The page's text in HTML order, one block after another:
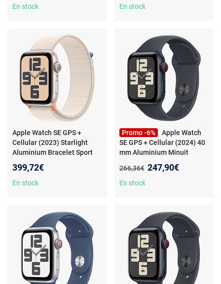
Aluminium - Étanche - GPS -
Bluetooth 5.3 - watchOS 11 -
Bracelet sport M/L
En stock
Aluminium - Étanche - GPS -
Bluetooth 5.3 - watchOS 11 -
Bracelet sport S/M
En stock
Apple Watch SE GPS +
Cellular (2023) Starlight
Aluminium Bracelet Sport
Montre connectée 4G LTE -
Aluminium - Étanche - GPS -
Bluetooth 5.3 - watchOS 10 -
Bracelet 44 mm
399,72€
En stock
Promo -6%
Apple Watch
SE GPS + Cellular (2024) 40
mm Aluminium Minuit
Montre connectée -
Aluminium - Étanche - GPS -
Bluetooth 5.3 - watchOS 11 -
Bracelet sport S/M
Ancien prix :
266,36€ Nouveau prix :
247,90€
En stock